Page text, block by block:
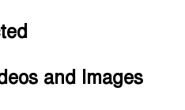
and Images